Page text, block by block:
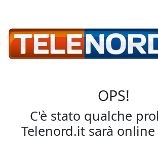
OPS!
C'è stato qualche
Telenord.it sarà online